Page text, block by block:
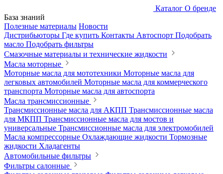
Каталог О бренде
База знаний
Полезные материалы Новости
Дистрибьюторы Где купить Контакты Автоспорт Подобрать
масло Подобрать фильтры
Смазочные материалы и технические жидкости
Масла моторные
Моторные масла для мототехники Моторные масла для
легковых автомобилей Моторные масла для коммерческого
транспорта Моторные масла для автоспорта
Масла трансмиссионные
Трансмиссионные масла для АКПП Трансмиссионные масла
для МКПП Трансмиссионные масла для мостов и
универсальные Трансмиссионные масла для электромобилей
Масла компрессорные Охлаждающие жидкости Тормозные
жидкости Хладагенты
Автомобильные фильтры
Фильтры салонные